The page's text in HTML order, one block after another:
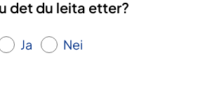
det du leita etter?
Ja Nei